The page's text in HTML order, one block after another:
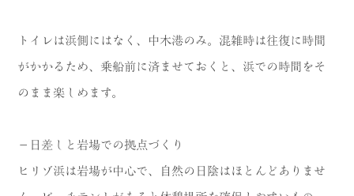
トイレは浜側にはなく、中木港のみ。混雑時は往復に時間
がかかるため、乗船前に済ませておくと、浜での時間をそ
のまま楽しめます。
－日差しと岩場での拠点づくり
ヒリゾ浜は岩場が中心で、自然の日陰はほとんどありませ